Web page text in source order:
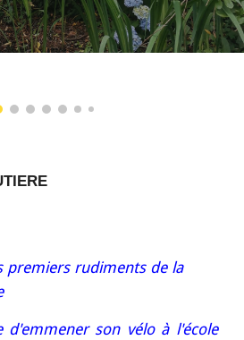
premiers rudiments de la
son vélo à l'école